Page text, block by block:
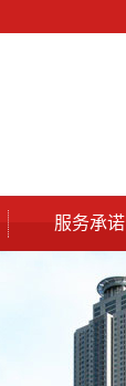
服务承诺